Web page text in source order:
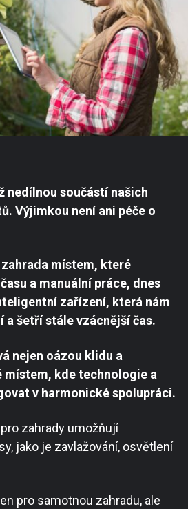
nedílnou součástí našich
Výjimkou není ani péče o
místem, které
a manuální práce, dnes
zařízení, která nám
a šetří stále vzácnější čas.
nejen oázou klidu a
místem, kde technologie a
v harmonické spolupráci.
zahrady umožňují
jako je zavlažování, osvětlení
pro samotnou zahradu, ale